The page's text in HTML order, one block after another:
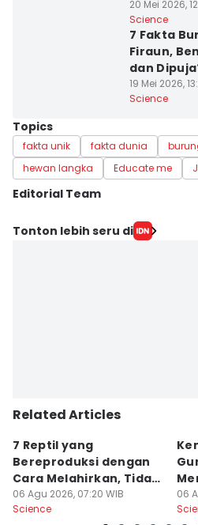
20 Mei 2026,
Science
7 Fakta
Firaun,
dan
19 Mei 2026,
Science
Topics
fakta unik fakta dunia
hewan langka
Educate me
Editorial Team
Editor
Tonton lebih seru di
Related Articles
7 Reptil yang
Bereproduksi dengan
Cara Melahirkan, Tidak
Biasa!
06 Agu 2026, 07:20 WIB
Science
06